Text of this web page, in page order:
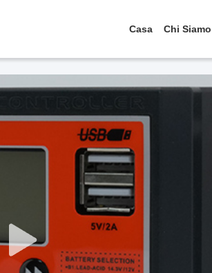
Casa Chi Siamo